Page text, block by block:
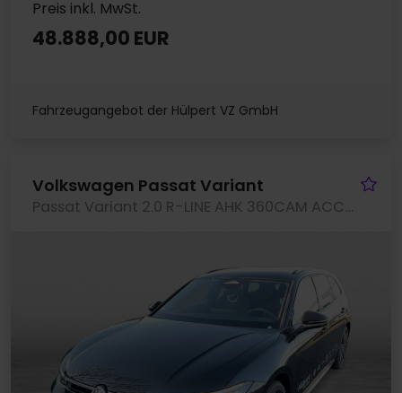
Preis inkl. MwSt.
48.888,00 EUR
Fahrzeugangebot der Hülpert VZ GmbH
Volkswagen Passat Variant
Passat Variant 2.0 R-LINE AHK 360CAM ACC LM19